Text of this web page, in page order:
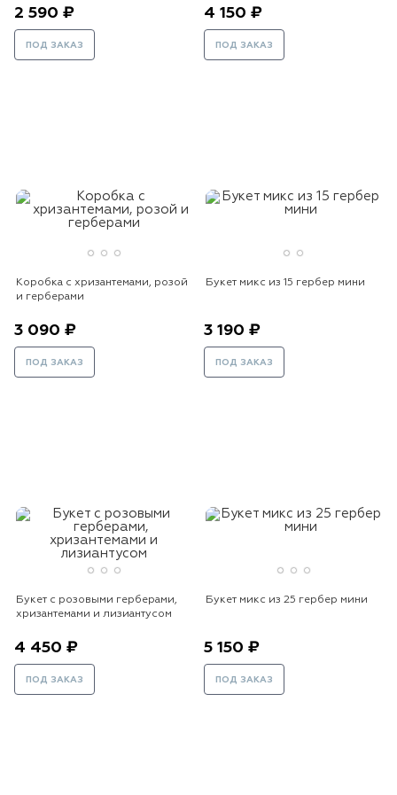
2 590 ₽
ПОД ЗАКАЗ
4 150 ₽
ПОД ЗАКАЗ
Коробка с хризантемами, розой
и герберами
3 090 ₽
ПОД ЗАКАЗ
Букет микс из 15 гербер мини
3 190 ₽
ПОД ЗАКАЗ
Букет с розовыми герберами,
хризантемами и лизиантусом
4 450 ₽
ПОД ЗАКАЗ
Букет микс из 25 гербер мини
5 150 ₽
ПОД ЗАКАЗ